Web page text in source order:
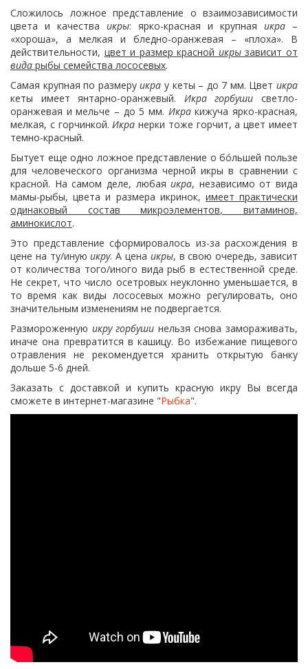
Сложилось ложное представление о взаимозависимости
цвета и качества икры: ярко-красная и крупная икра –
«хороша», а мелкая и бледно-оранжевая – «плоха». В
действительности, цвет и размер красной икрызависит от
вида рыбы семейства лососевых.
Самая крупная по размеруикра у кеты – до 7 мм. Цветикра
кеты имеет янтарно-оранжевый. Икра горбуши светло-
оранжевая и мельче – до 5 мм. Икракижуча ярко-красная,
мелкая, с горчинкой.Икра нерки тоже горчит, а цвет имеет
темно-красный.
Бытует еще одно ложное представление о бóльшей пользе
для человеческого организма черной икры в сравнении с
красной. На самом деле, любаяикра, независимо от вида
мамы-рыбы, цвета и размера икринок, имеет практически
одинаковый состав микроэлементов, витаминов,
аминокислот.
Это представление сформировалось из-за расхождения в
цене на ту/инуюикру. А цена икры, в свою очередь, зависит
от количества того/иного вида рыб в естественной среде.
Не секрет, что число осетровых неуклонно уменьшается, в
то время как виды лососевых можно регулировать, оно
значительным изменениям не подвергается.
Размороженную икру горбуши нельзя снова замораживать,
иначе она превратится в кашицу. Во избежание пищевого
отравления не рекомендуется хранить открытую банку
дольше 5-6 дней.
Заказать с доставкой и купить красную икру Вы всегда
сможете в интернет-магазине "Рыбка".